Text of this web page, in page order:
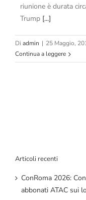
riunione è durata
Trump [...]
Di admin | 25 Maggio,
Continua a leggere
Articoli recenti
ConRoma 2026:
abbonati ATAC sui